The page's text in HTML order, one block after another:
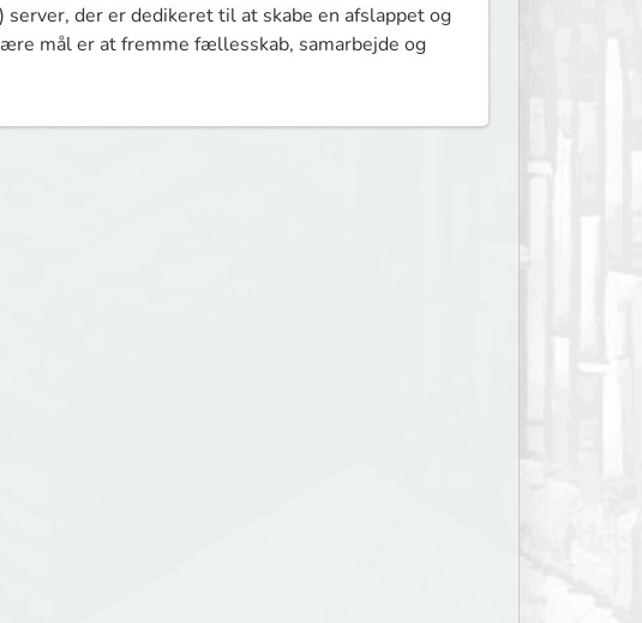
der er dedikeret til at skabe en afslappet og
mål er at fremme fællesskab, samarbejde og